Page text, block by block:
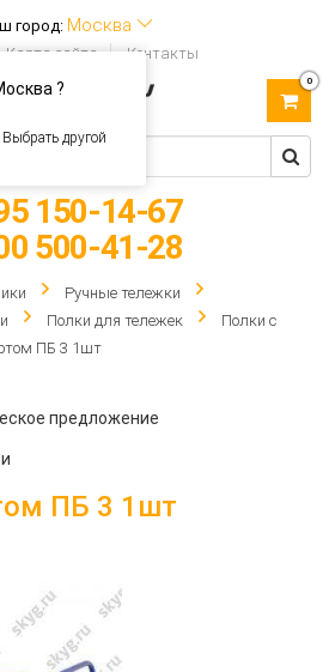
город: Москва
?
Выбрать другой
Карта сайта Контакты
0
150-14-67
500-41-28
Ручные тележки
Полки для тележек
Полки с
ПБ 3 1шт
предложение
ПБ 3 1шт